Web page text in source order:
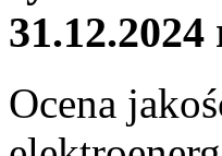
31.12.2024
Ocena